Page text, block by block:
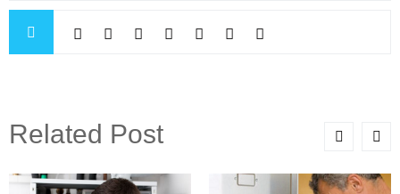
Related Post